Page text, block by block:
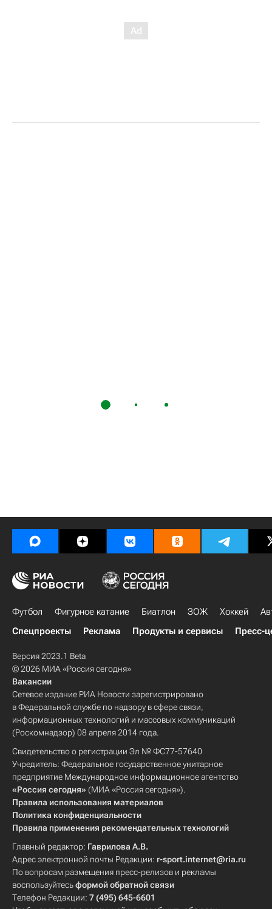
Футбол Фигурное катание Биатлон ЗОЖ Хоккей
Спецпроекты
Реклама Продукты и сервисы Пресс-
Версия 2023.1 Beta
© 2026 МИА «Россия сегодня»
Вакансии
Сетевое издание РИА Новости зарегистрировано
в Федеральной службе по надзору в сфере связи,
информационных технологий и массовых коммуникаций
(Роскомнадзор) 08 апреля 2014 года.
Свидетельство о регистрации Эл № ФС77-57640
Учредитель: Федеральное государственное унитарное
предприятие Международное информационное агентство
«Россия сегодня» (МИА «Россия сегодня»).
Правила использования материалов
Политика конфиденциальности
Правила применения рекомендательных технологий
Главный редактор: Гаврилова А.В.
Адрес электронной почты Редакции: r-sport.internet@ria.ru
По вопросам размещения пресс-релизов и рекламы
воспользуйтесьформой обратной связи
Телефон Редакции: 7 (495) 645-6601